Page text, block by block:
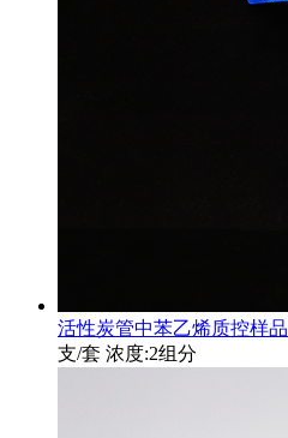
活性炭管中苯乙烯质控样品
支/套 浓度:2组分